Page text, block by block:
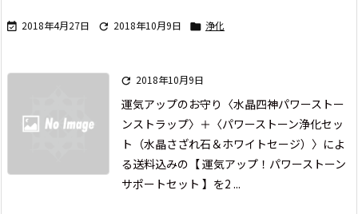
 2018年4月27日  2018年10月9日  浄化
 2018年10月9日
運気アップのお守り 〈水晶四神パワーストー
ンストラップ〉 ＋ 〈パワーストーン浄化セッ
ト（水晶さざれ石＆ホワイトセージ）〉によ
る送料込みの【 運気アップ！パワーストーン
サポートセット 】を2 ...